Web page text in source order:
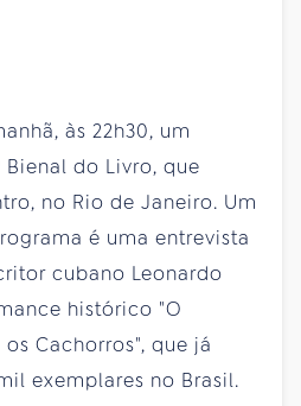
às 22h30, um
Bienal do Livro, que
no Rio de Janeiro. Um
é uma entrevista
cubano Leonardo
histórico "O
Cachorros", que já
exemplares no Brasil.